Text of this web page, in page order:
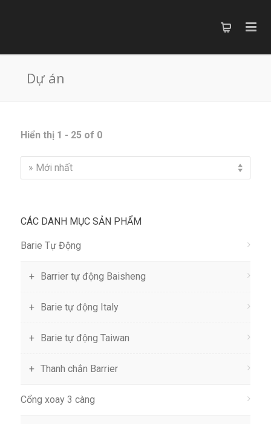
Dự án
Hiển thị 1 - 25 of 0
» Mới nhất
CÁC DANH MỤC SẢN PHẨM
Barie Tự Động
Barrier tự động Baisheng
Barie tự động Italy
Barie tự động Taiwan
Thanh chắn Barrier
Cổng xoay 3 càng